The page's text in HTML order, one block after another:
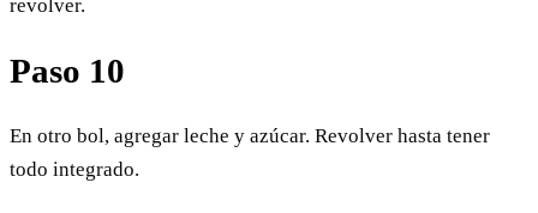
revolver.
Paso 10
En otro bol, agregar leche y azúcar. Revolver hasta tener
todo integrado.